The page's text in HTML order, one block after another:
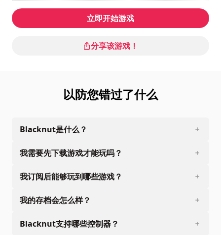
立即开始游戏
分享该游戏！
以防您错过了什么
Blacknut是什么？
我需要先下载游戏才能玩吗？
我订阅后能够玩到哪些游戏？
我的存档会怎么样？
Blacknut支持哪些控制器？